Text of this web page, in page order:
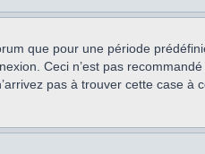
que pour une période
Ceci n’est pas
pas à trouver cette case à